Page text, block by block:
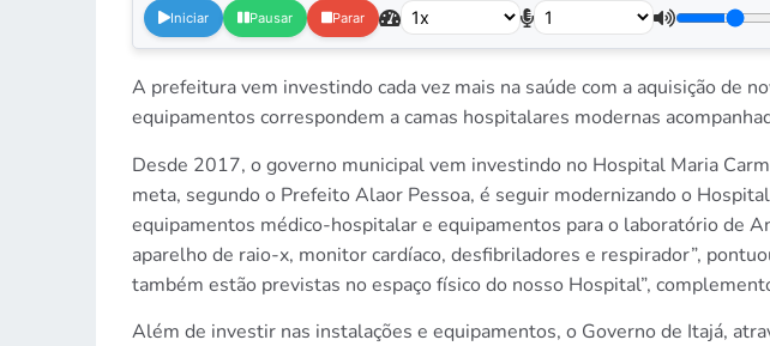
Iniciar Pausar Parar
A prefeitura vem investindo cada vez mais na saúde com a aquisição de
equipamentos correspondem a camas hospitalares modernas
Desde 2017, o governo municipal vem investindo no Hospital Maria
meta, segundo o Prefeito Alaor Pessoa, é seguir modernizando o
equipamentos médico-hospitalar e equipamentos para o laboratório de
aparelho de raio-x, monitor cardíaco, desfibriladores e respirador”,
também estão previstas no espaço físico do nosso Hospital”,
Além de investir nas instalações e equipamentos, o Governo de Itajá,